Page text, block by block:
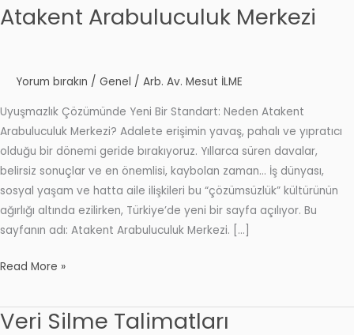
Atakent Arabuluculuk Merkezi
Yorum bırakın / Genel / Arb. Av. Mesut İLME
Uyuşmazlık Çözümünde Yeni Bir Standart: Neden Atakent
Arabuluculuk Merkezi? Adalete erişimin yavaş, pahalı ve yıpratıcı
olduğu bir dönemi geride bırakıyoruz. Yıllarca süren davalar,
belirsiz sonuçlar ve en önemlisi, kaybolan zaman… İş dünyası,
sosyal yaşam ve hatta aile ilişkileri bu “çözümsüzlük” kültürünün
ağırlığı altında ezilirken, Türkiye’de yeni bir sayfa açılıyor. Bu
sayfanın adı: Atakent Arabuluculuk Merkezi. […]
Read More »
Veri Silme Talimatları
Veri